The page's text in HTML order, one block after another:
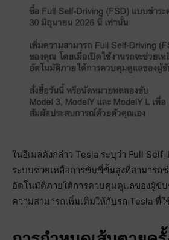
ในอีเมลดังกล่าว Tesla ระบุว่า Full
ระบบช่วยเหลือการขับขี่ขั้นสูงที่สามารถ
อัตโนมัติภายใต้การควบคุมดูแลของผู้ขั
ความสามารถเพิ่มเติมให้กับรถ Tesla ที่ใ